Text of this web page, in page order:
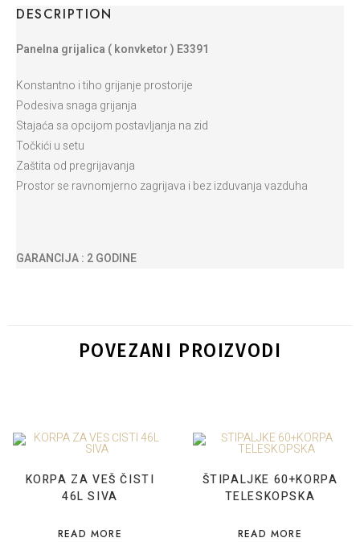
DESCRIPTION
Panelna grijalica ( konvketor ) E3391
Konstantno i tiho grijanje prostorije
Podesiva snaga grijanja
Stajaća sa opcijom postavljanja na zid
Točkići u setu
Zaštita od pregrijavanja
Prostor se ravnomjerno zagrijava i bez izduvanja vazduha
GARANCIJA : 2 GODINE
POVEZANI PROIZVODI
KORPA ZA VEŠ ČISTI
46L SIVA
READ MORE
ŠTIPALJKE 60+KORPA
TELESKOPSKA
READ MORE